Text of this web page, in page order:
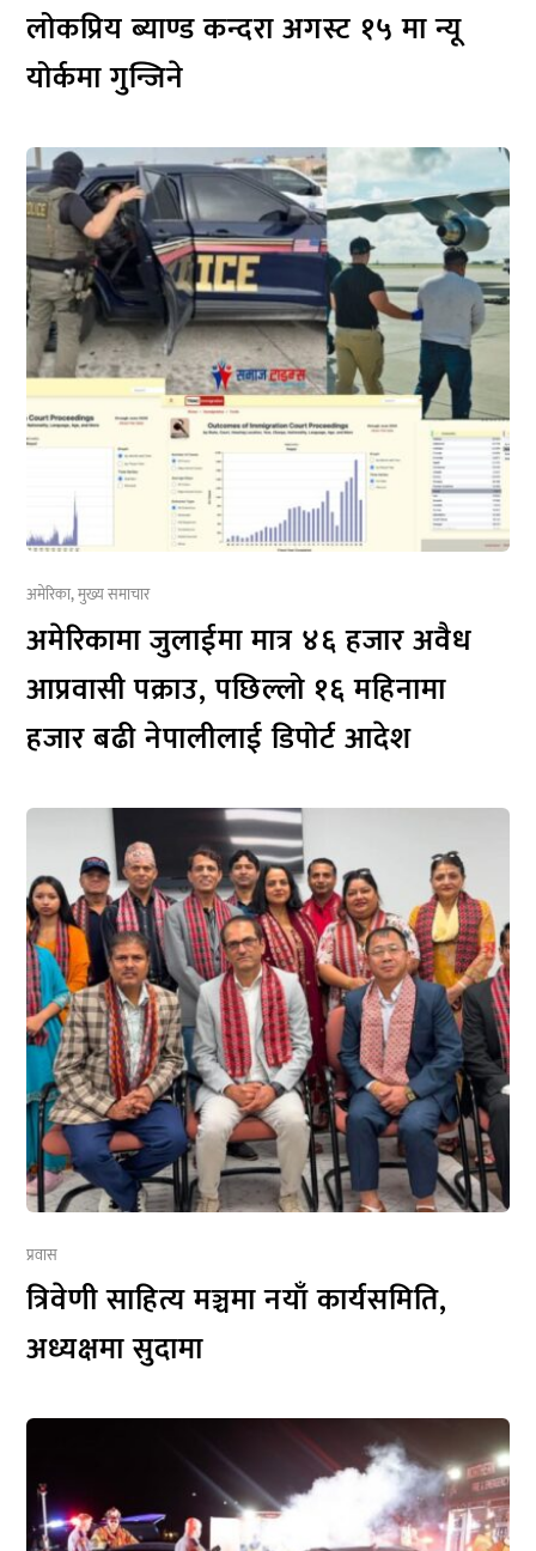
लोकप्रिय ब्याण्ड कन्दरा अगस्ट १५ मा न्यू
योर्कमा गुन्जिने
अमेरिका,मुख्य समाचार
अमेरिकामा जुलाईमा मात्र ४६ हजार अवैध
आप्रवासी पक्राउ, पछिल्लो १६ महिनामा
हजार बढी नेपालीलाई डिपोर्ट आदेश
प्रवास
त्रिवेणी साहित्य मञ्चमा नयाँ कार्यसमिति,
अध्यक्षमा सुदामा